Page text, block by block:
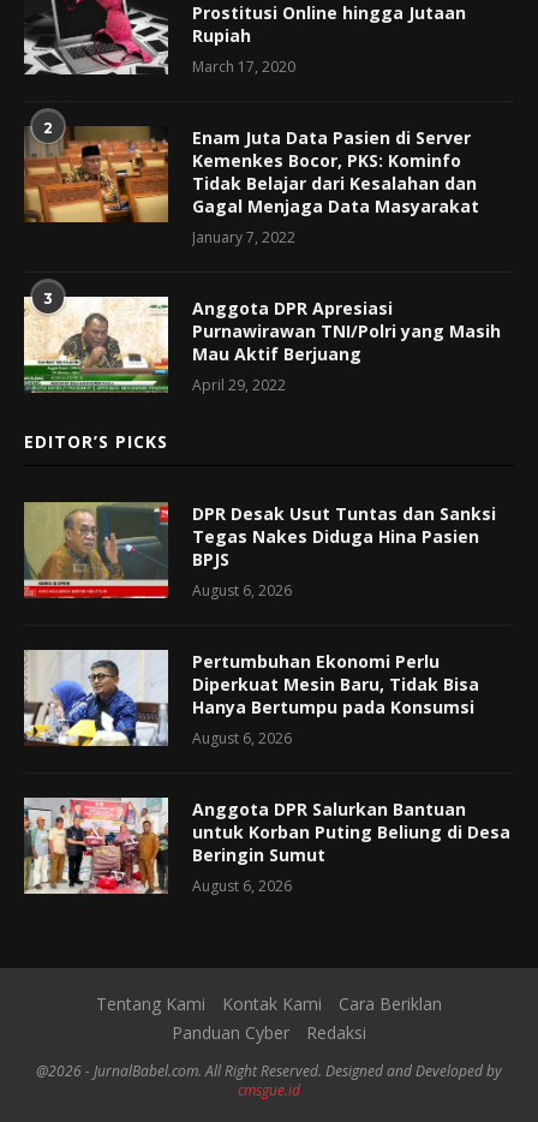
Prostitusi Online hingga Jutaan
Rupiah
March 17, 2020
2
Enam Juta Data Pasien di Server
Kemenkes Bocor, PKS: Kominfo
Tidak Belajar dari Kesalahan dan
Gagal Menjaga Data Masyarakat
January 7, 2022
3
Anggota DPR Apresiasi
Purnawirawan TNI/Polri yang Masih
Mau Aktif Berjuang
April 29, 2022
EDITOR’S PICKS
DPR Desak Usut Tuntas dan Sanksi
Tegas Nakes Diduga Hina Pasien
BPJS
August 6, 2026
Pertumbuhan Ekonomi Perlu
Diperkuat Mesin Baru, Tidak Bisa
Hanya Bertumpu pada Konsumsi
August 6, 2026
Anggota DPR Salurkan Bantuan
untuk Korban Puting Beliung di Desa
Beringin Sumut
August 6, 2026
Tentang Kami Kontak Kami
Cara Beriklan
Panduan Cyber
Redaksi
@2026 - JurnalBabel.com. All Right Reserved. Designed and Developed by
cmsgue.id